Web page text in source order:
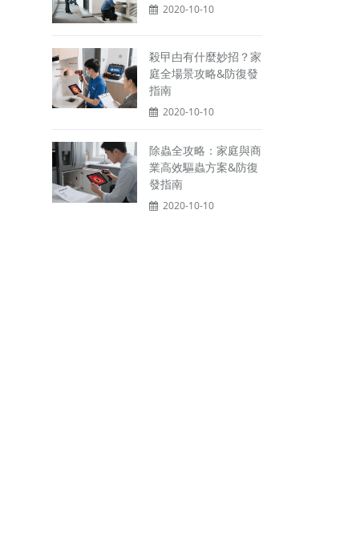
2020-10-10
殺曱甴有什麼妙招？家
庭全場景攻略&防復發
指南
2020-10-10
除蟲全攻略：家庭與商
業高效驅蟲方案&防復
發指南
2020-10-10